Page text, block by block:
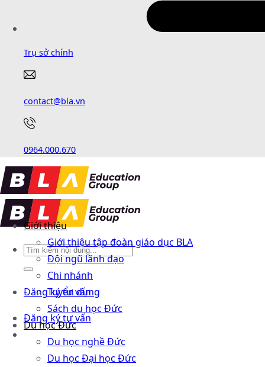
Trụ sở chính
contact@bla.vn
0964.000.670
Đăng ký tư vấn
Đăng ký tư vấn
Giới thiệu
Giới thiệu tập đoàn giáo dục BLA
Đội ngũ lãnh đạo
Chi nhánh
Tuyển dụng
Sách du học Đức
Du học Đức
Du học nghề Đức
Du học Đại học Đức